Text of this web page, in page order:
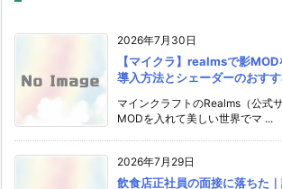
2026年7月30日
【マイクラ】realmsで影
導入方法とシェーダーのおす
マインクラフトのRealms（公式
MODを入れて美しい世界でマ ...
2026年7月29日
飲食店正社員の面接に落ちた